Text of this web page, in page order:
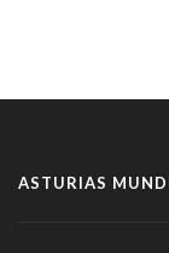
ASTURIAS